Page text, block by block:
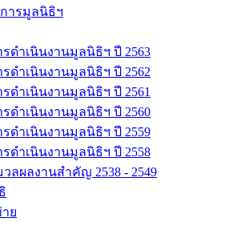
ารมูลนิธิฯ
รดำเนินงานมูลนิธิฯ ปี 2563
รดำเนินงานมูลนิธิฯ ปี 2562
รดำเนินงานมูลนิธิฯ ปี 2561
รดำเนินงานมูลนิธิฯ ปี 2560
รดำเนินงานมูลนิธิฯ ปี 2559
รดำเนินงานมูลนิธิฯ ปี 2558
ลผลงานสำคัญ 2538 - 2549
ย